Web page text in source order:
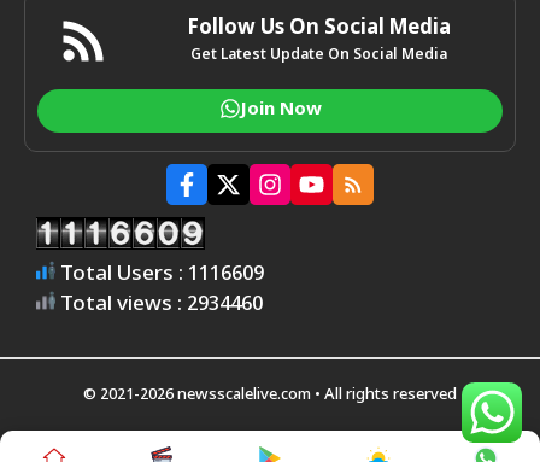
Follow Us On Social Media
Get Latest Update On Social Media
Join Now
Total Users : 1116609
Total views : 2934460
© 2021-2026 newsscalelive.com • All rights reserved